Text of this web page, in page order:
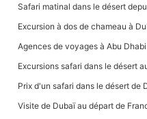
Safari matinal dans le désert
Excursion à dos de chameau à
Agences de voyages à Abu
Excursions safari dans le désert
Prix ​​d'un safari dans le désert de
Visite de Dubaï au départ de